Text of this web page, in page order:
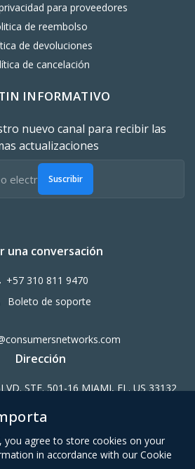
para proveedores
de reembolso
de devoluciones
de cancelación
INFORMATIVO
nuevo canal para recibir las
actualizaciones
Suscribir
una conversación
+57 310 811 9470
Boleto de soporte
Dirección
STE. 501-16 MIAMI, FL. US 33132
NETWORK@2024
you agree to store cookies on your
in accordance with our Cookie